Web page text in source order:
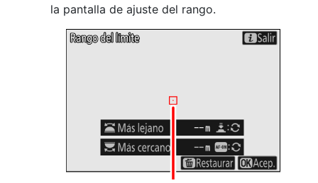
la pantalla de ajuste del rango.